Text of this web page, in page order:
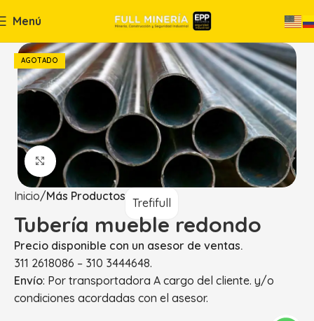
Menú
AGOTADO
Haga Click para agrandar
Inicio Más Productos Trefifull
Tubería mueble redondo
Precio disponible con un asesor de ventas.
311 2618086 – 310 3444648.
Envío: Por transportadora A cargo del cliente. y/o
condiciones acordadas con el asesor.